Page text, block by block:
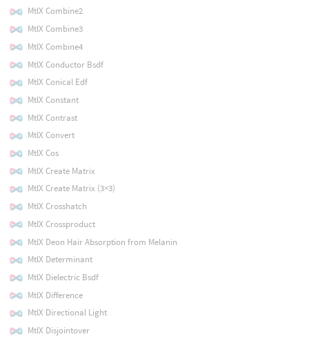
MtlX Combine2
MtlX Combine3
MtlX Combine4
MtlX Conductor Bsdf
MtlX Conical Edf
MtlX Constant
MtlX Contrast
MtlX Convert
MtlX Cos
MtlX Create Matrix
MtlX Create Matrix (3×3)
MtlX Crosshatch
MtlX Crossproduct
MtlX Deon Hair Absorption from Melanin
MtlX Determinant
MtlX Dielectric Bsdf
MtlX Difference
MtlX Directional Light
MtlX Disjointover